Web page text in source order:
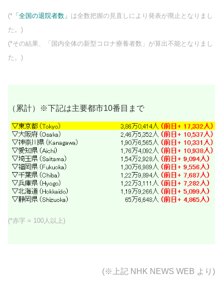
(* 「全国の退院者数」 は全数把握の見直しにより発表が廃止となりまし
た。)
(*その結果、「国内全体の新型コロナ療養者数」が算出不能となりまし
た。)
（累計）※下記は主要都市10番目まで
(*赤字 = 100人以上)
(※上記 NHK NEWS WEB より)